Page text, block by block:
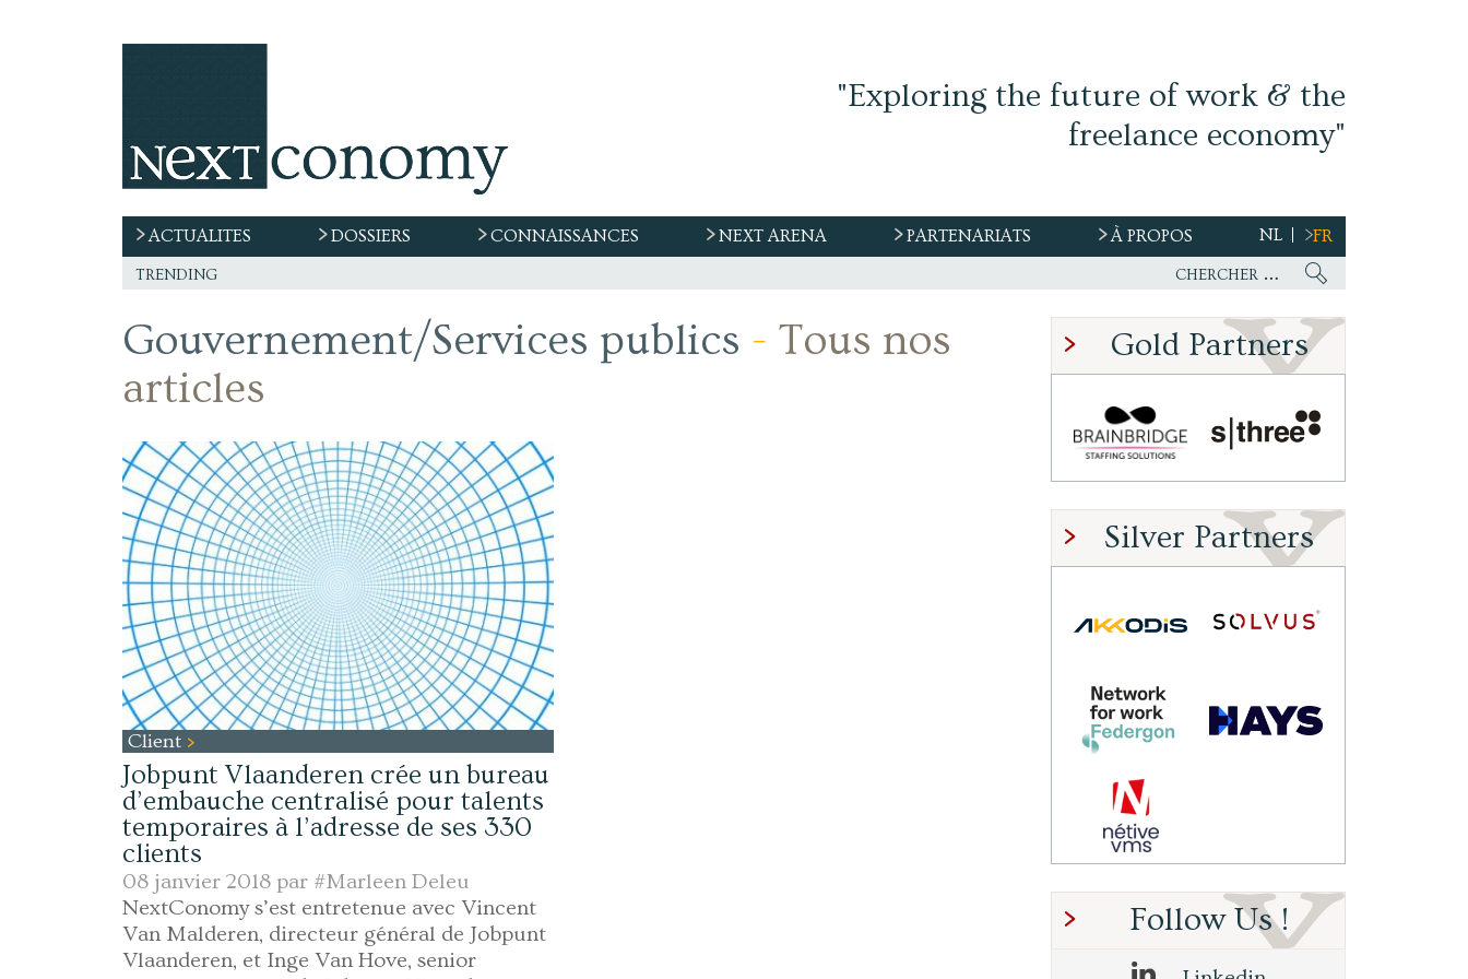
"Exploring the future of work & the
freelance economy"
ACTUALITES DOSSIERS CONNAISSANCES NEXT ARENA PARTENARIATS À PROPOS NL FR
trending
Gouvernement/Services publics - Tous nos
articles
Client
Jobpunt Vlaanderen crée un bureau
d’embauche centralisé pour talents
temporaires à l’adresse de ses 330
clients
08 janvier 2018 par #Marleen Deleu
NextConomy s’est entretenue avec Vincent
Van Malderen, directeur général de Jobpunt
Vlaanderen, et Inge Van Hove, senior
Gold Partners
Silver Partners
Follow Us !